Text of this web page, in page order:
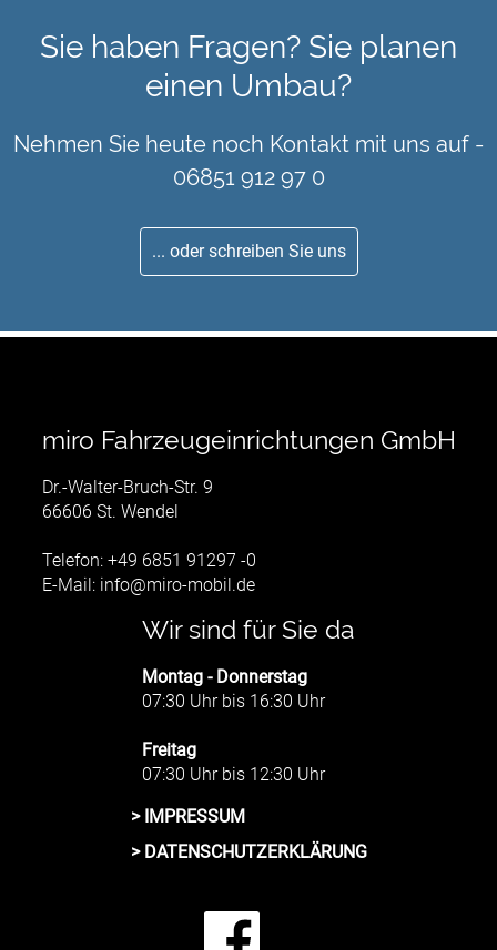
Sie haben Fragen? Sie planen
einen Umbau?
Nehmen Sie heute noch Kontakt mit uns auf -
06851 912 97 0
... oder schreiben Sie uns
miro Fahrzeugeinrichtungen GmbH
Dr.-Walter-Bruch-Str. 9
66606 St. Wendel
Telefon: +49 6851 91297 -0
E-Mail: info@miro-mobil.de
Wir sind für Sie da
Montag - Donnerstag
07:30 Uhr bis 16:30 Uhr
Freitag
07:30 Uhr bis 12:30 Uhr
> IMPRESSUM
> DATENSCHUTZERKLÄRUNG